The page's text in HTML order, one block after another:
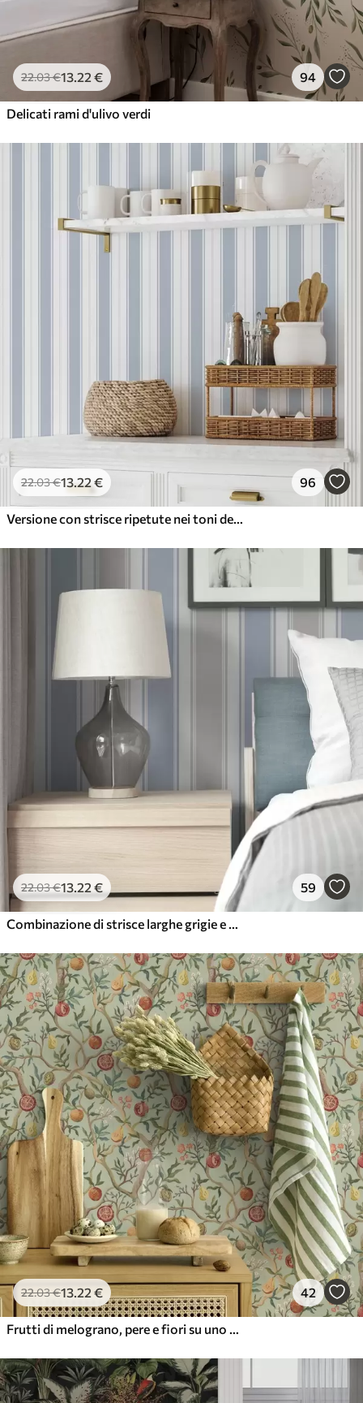
22.03€13.22 € 94
Delicati rami d'ulivo verdi
22.03€13.22€ 96
Versione con strisce ripetute nei toni del grigio-blu
22.03€13.22 € 59
Combinazione di strisce larghe grigie e blu
22.03€13.22 € 42
Frutti di melograno, pere e fiori su uno sfondo verde chiaro